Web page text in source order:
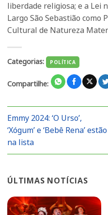
liberdade religiosa; e a Lei
Largo São Sebastião como
Cultural de Natureza
Categorias: POLÍTICA
Compartilhe:
Emmy 2024: ‘O Urso’,
‘Xógum’ e ‘Bebê Rena’ estão
na lista
ÚLTIMAS NOTÍCIAS